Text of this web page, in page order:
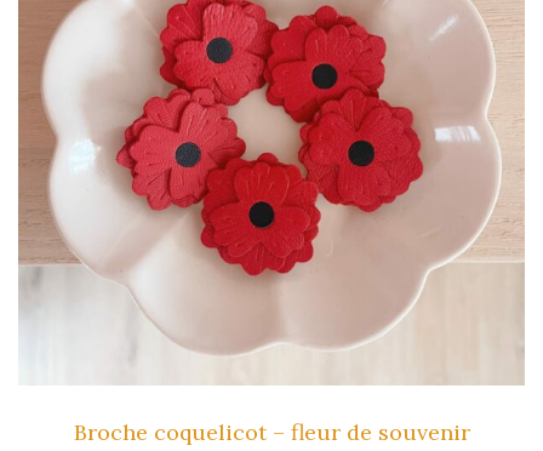
Broche coquelicot – fleur de souvenir